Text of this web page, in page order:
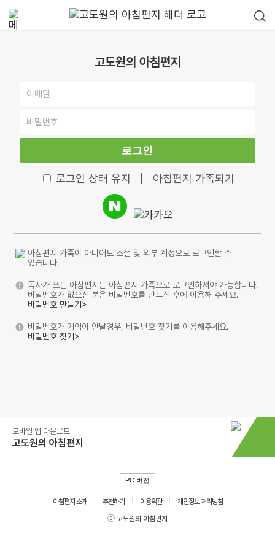
고도원의 아침편지
로그인
로그인 상태 유지 아침편지 가족되기
아침편지 가족이 아니어도 소셜 및 외부 계정으로 로그인할 수
있습니다.
독자가 쓰는 아침편지는 아침편지 가족으로 로그인하셔야 가능합니다.
비밀번호가 없으신 분은 비밀번호를 만드신 후에 이용해 주세요.
비밀번호 만들기>
비밀번호가 기억이 안날경우, 비밀번호 찾기를 이용해주세요.
비밀번호 찾기>
모바일 앱 다운로드
고도원의 아침편지
PC 버전
아침편지 소개 추천하기 이용약관
개인정보 처리방침
ⓒ 고도원의 아침편지